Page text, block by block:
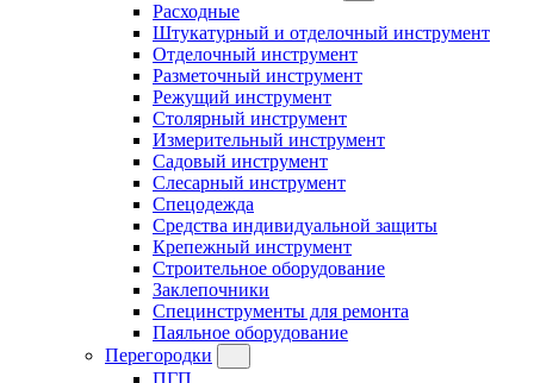
Расходные
Штукатурный и отделочный инструмент
Отделочный инструмент
Разметочный инструмент
Режущий инструмент
Столярный инструмент
Измерительный инструмент
Садовый инструмент
Слесарный инструмент
Спецодежда
Средства индивидуальной защиты
Крепежный инструмент
Строительное оборудование
Заклепочники
Специнструменты для ремонта
Паяльное оборудование
Перегородки
ПГП